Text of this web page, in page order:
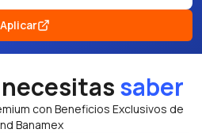
Aplicar
saber
con Beneficios Exclusivos de
Banamex